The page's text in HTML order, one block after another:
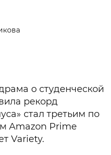
о студенческой
рекорд
стал третьим по
Amazon Prime
Variety.